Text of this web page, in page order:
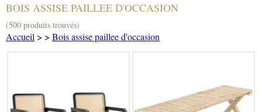
BOIS ASSISE PAILLEE D'OCCASION
(500 produits trouvés)
Accueil > > Bois assise paillee d'occasion